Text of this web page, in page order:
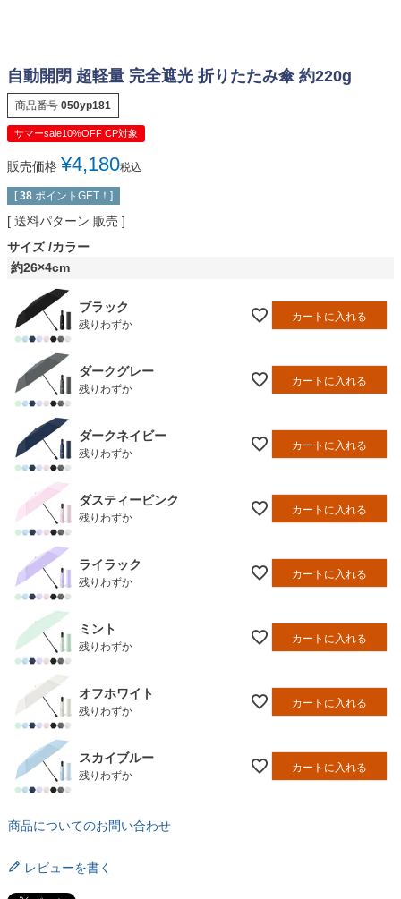
自動開閉 超軽量 完全遮光 折りたたみ傘 約220g
商品番号 050yp181
サマーsale10%OFF CP対象
販売価格 ¥4,180税込
[ 38 ポイントGET！]
送料パターン 販売
サイズ カラー
約26×4cm
ブラック
残りわずか
カートに入れる
ダークグレー
残りわずか
カートに入れる
ダークネイビー
残りわずか
カートに入れる
ダスティーピンク
残りわずか
カートに入れる
ライラック
残りわずか
カートに入れる
ミント
残りわずか
カートに入れる
オフホワイト
残りわずか
カートに入れる
スカイブルー
残りわずか
カートに入れる
商品についてのお問い合わせ
レビューを書く